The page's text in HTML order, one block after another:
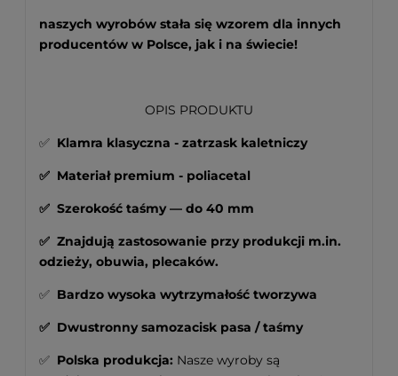
naszych wyrobów stała się wzorem dla innych
producentów w Polsce, jak i na świecie!
OPIS PRODUKTU
✅ Klamra klasyczna - zatrzask kaletniczy
✅ Materiał premium - poliacetal
✅ Szerokość taśmy — do 40 mm
✅ Znajdują zastosowanie przy produkcji m.in.
odzieży, obuwia, plecaków.
✅ Bardzo wysoka wytrzymałość tworzywa
✅ Dwustronny samozacisk pasa / taśmy
✅ Polska produkcja: Nasze wyroby są